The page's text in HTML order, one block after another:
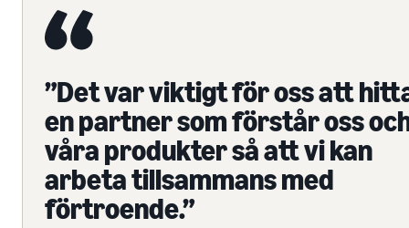
”Det var viktigt för oss att
en partner som förstår oss
våra produkter så att vi kan
arbeta tillsammans med
förtroende.”